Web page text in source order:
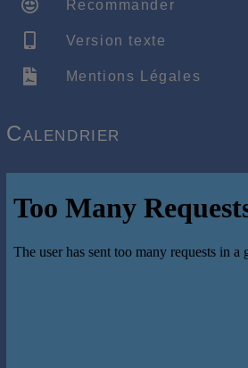
Recommander
Version texte
Mentions Légales
Calendrier